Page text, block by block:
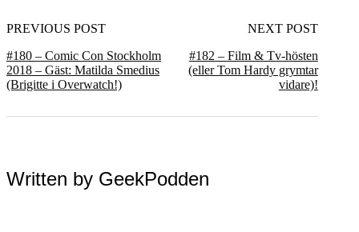
PREVIOUS POST
#180 – Comic Con Stockholm
2018 – Gäst: Matilda Smedius
(Brigitte i Overwatch!)
NEXT POST
#182 – Film & Tv-hösten
(eller Tom Hardy grymtar
vidare)!
Written by GeekPodden